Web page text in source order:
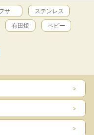
型した鍛造のフライパンは強靭
れをすれば半永久的にご利用い
重量
素
生産
み
ドイ
サ ステンレス
有田焼 ベビー